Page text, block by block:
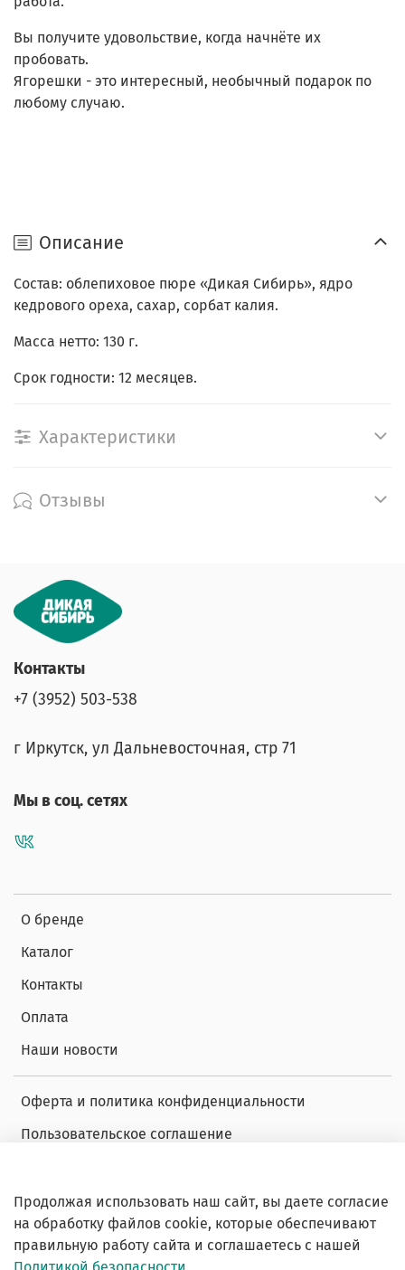
Вы получите удовольствие, когда начнёте их
пробовать.
Ягорешки - это интересный, необычный подарок по
любому случаю.
Описание
Состав: облепиховое пюре «Дикая Сибирь», ядро
кедрового ореха, сахар, сорбат калия.
Масса нетто: 130 г.
Срок годности: 12 месяцев.
Характеристики
Отзывы
О бренде
Каталог
Контакты
Оплата
Наши новости
Оферта и политика конфиденциальности
Пользовательское соглашение
Обратная связь
Декларация о соответствии
Контакты
+7 (3952) 503-538
г Иркутск, ул Дальневосточная, стр 71
Мы в соц. сетях
Продолжая использовать наш сайт, вы даете согласие
на обработку файлов cookie, которые обеспечивают
правильную работу сайта и соглашаетесь с нашей